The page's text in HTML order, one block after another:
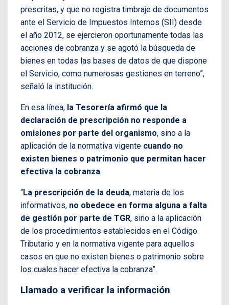
prescritas, y que no registra timbraje de documentos
ante el Servicio de Impuestos Internos (SII) desde
el año 2012, se ejercieron oportunamente todas las
acciones de cobranza y se agotó la búsqueda de
bienes en todas las bases de datos de que dispone
el Servicio, como numerosas gestiones en terreno”,
señaló la institución.
En esa línea, la Tesorería afirmó que la
declaración de prescripción no responde a
omisiones por parte del organismo, sino a la
aplicación de la normativa vigente cuando no
existen bienes o patrimonio que permitan hacer
efectiva la cobranza.
“La prescripción de la deuda, materia de los
informativos, no obedece en forma alguna a falta
de gestión por parte de TGR, sino a la aplicación
de los procedimientos establecidos en el Código
Tributario y en la normativa vigente para aquellos
casos en que no existen bienes o patrimonio sobre
los cuales hacer efectiva la cobranza”.
Llamado a verificar la información